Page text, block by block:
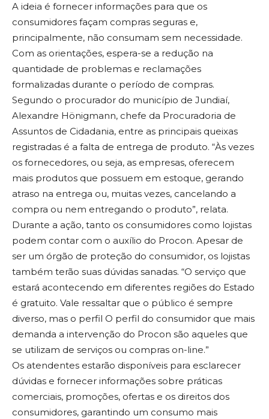
A ideia é fornecer informações para que os
consumidores façam compras seguras e,
principalmente, não consumam sem necessidade.
Com as orientações, espera-se a redução na
quantidade de problemas e reclamações
formalizadas durante o período de compras.
Segundo o procurador do município de Jundiaí,
Alexandre Hönigmann, chefe da Procuradoria de
Assuntos de Cidadania, entre as principais queixas
registradas é a falta de entrega de produto. “Às vezes
os fornecedores, ou seja, as empresas, oferecem
mais produtos que possuem em estoque, gerando
atraso na entrega ou, muitas vezes, cancelando a
compra ou nem entregando o produto”, relata.
Durante a ação, tanto os consumidores como lojistas
podem contar com o auxílio do Procon. Apesar de
ser um órgão de proteção do consumidor, os lojistas
também terão suas dúvidas sanadas. “O serviço que
estará acontecendo em diferentes regiões do Estado
é gratuito. Vale ressaltar que o público é sempre
diverso, mas o perfil O perfil do consumidor que mais
demanda a intervenção do Procon são aqueles que
se utilizam de serviços ou compras on-line.”
Os atendentes estarão disponíveis para esclarecer
dúvidas e fornecer informações sobre práticas
comerciais, promoções, ofertas e os direitos dos
consumidores, garantindo um consumo mais